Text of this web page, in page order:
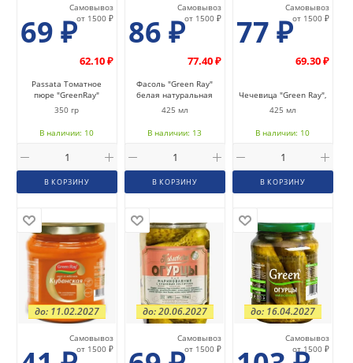
69 ₽
Самовывоз
от 1500 ₽
62.10 ₽
Passata Томатное
пюре "GreenRay"
350 гр
В наличии: 10
В КОРЗИНУ
86 ₽
Самовывоз
от 1500 ₽
77.40 ₽
Фасоль "Green Ray"
белая натуральная
425 мл
В наличии: 13
В КОРЗИНУ
77 ₽
Самовывоз
от 1500 ₽
69.30 ₽
Чечевица "Green Ray",
425 мл
В наличии: 10
В КОРЗИНУ
Самовывоз
от 1500 ₽
до: 11.02.2027
Самовывоз
от 1500 ₽
до: 20.06.2027
Самовывоз
от 1500 ₽
до: 16.04.2027